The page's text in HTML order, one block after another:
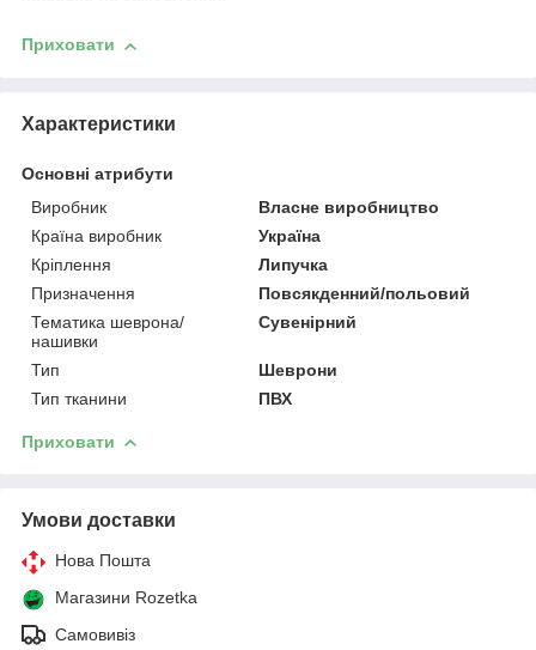
Приховати
Характеристики
Основні атрибути
Виробник
Власне виробництво
Країна виробник
Україна
Кріплення
Липучка
Призначення
Повсякденний/польовий
Тематика шеврона/
нашивки
Сувенірний
Тип
Шеврони
Тип тканини
ПВХ
Приховати
Умови доставки
Нова Пошта
Магазини Rozetka
Самовивіз